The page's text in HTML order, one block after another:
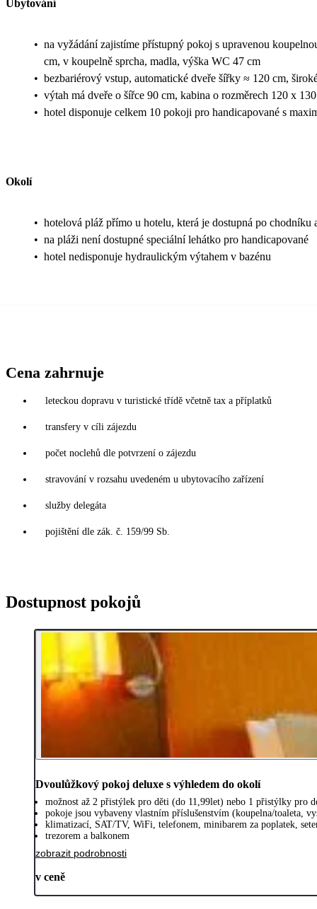
Ubytování
• na vyžádání zajistíme přístupný pokoj s upravenou
cm, v koupelně sprcha, madla, výška WC 47 cm
• bezbariérový vstup, automatické dveře šířky ≈ 120 cm,
• výtah má dveře o šířce 90 cm, kabina o rozměrech 120 x
• hotel disponuje celkem 10 pokoji pro handicapované s
Okolí
• hotelová pláž přímo u hotelu, která je dostupná po chodníku
• na pláži není dostupné speciální lehátko pro handicapované
• hotel nedisponuje hydraulickým výtahem v bazénu
Cena zahrnuje
leteckou dopravu v turistické třídě včetně tax a příplatků
transfery v cíli zájezdu
počet noclehů dle potvrzení o zájezdu
stravování v rozsahu uvedeném u ubytovacího zařízení
služby delegáta
pojištění dle zák. č. 159/99 Sb.
Dostupnost pokojů
Dvoulůžkový pokoj deluxe s výhledem do okolí
možnost až 2 přistýlek pro děti (do 11,99let) nebo 1 přistýlky pro
pokoje jsou vybaveny vlastním příslušenstvím (koupelna/toaleta,
klimatizací, SAT/TV, WiFi, telefonem, minibarem za poplatek,
trezorem a balkonem
zobrazit podrobnosti
v ceně